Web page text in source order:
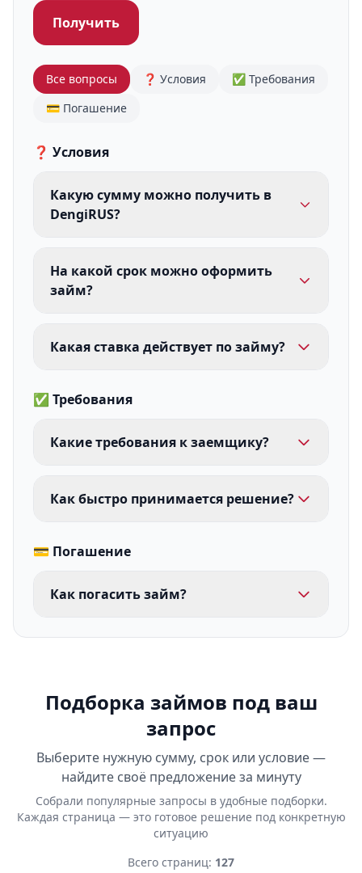
Получить
Все вопросы ❓ Условия
✅ Требования
💳 Погашение
❓ Условия
Какую сумму можно получить в
DengiRUS?
На какой срок можно оформить
займ?
Какая ставка действует по займу?
✅ Требования
Какие требования к заемщику?
Как быстро принимается решение?
💳 Погашение
Как погасить займ?
Подборка займов под ваш
запрос
Выберите нужную сумму, срок или условие —
найдите своё предложение за минуту
Собрали популярные запросы в удобные подборки.
Каждая страница — это готовое решение под конкретную
ситуацию
Всего страниц: 127